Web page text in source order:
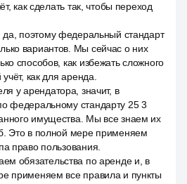
как сделать так, чтобы переход
да, поэтому федеральный стандарт
вариантов. Мы сейчас о них
способов, как избежать сложного
как для аренда.
у арендатора, значит, в
федеральному стандарту 25 3
имущества. Мы все знаем их
Это в полной мере применяем
право пользования.
обязательства по аренде и, в
применяем все правила и пункты